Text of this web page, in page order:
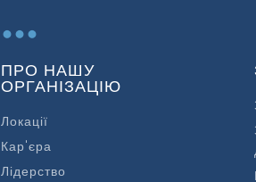
...
ПРО НАШУ
ОРГАНІЗАЦІЮ
Локації
Кар'єра
Лідерство